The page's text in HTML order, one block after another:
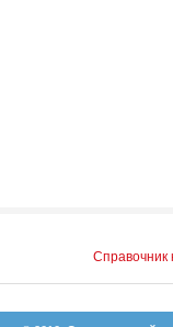
Справочник